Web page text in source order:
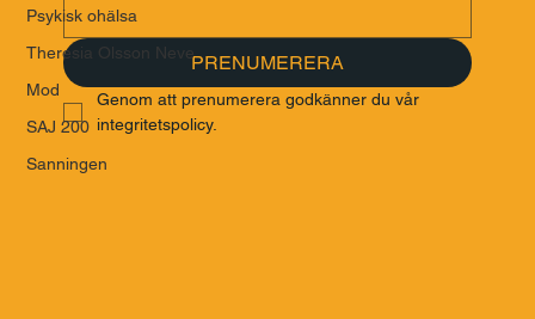
Psykisk ohälsa
Theresia Olsson Neve
Mod
SAJ 200
Sanningen
PRENUMERERA
Genom att prenumerera godkänner du vår
integritetspolicy.